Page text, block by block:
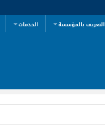
التعريف بالمؤسسة الخدمات